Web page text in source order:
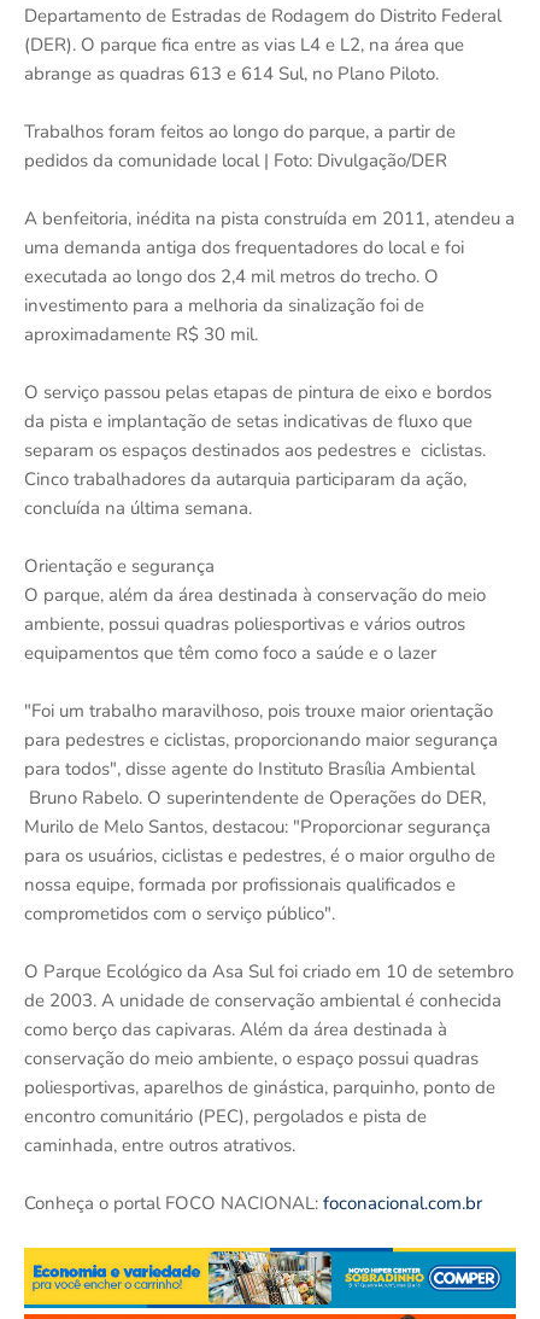
Departamento de Estradas de Rodagem do Distrito Federal
(DER). O parque fica entre as vias L4 e L2, na área que
abrange as quadras 613 e 614 Sul, no Plano Piloto.
Trabalhos foram feitos ao longo do parque, a partir de
pedidos da comunidade local | Foto: Divulgação/DER
A benfeitoria, inédita na pista construída em 2011, atendeu a
uma demanda antiga dos frequentadores do local e foi
executada ao longo dos 2,4 mil metros do trecho. O
investimento para a melhoria da sinalização foi de
aproximadamente R$ 30 mil.
O serviço passou pelas etapas de pintura de eixo e bordos
da pista e implantação de setas indicativas de fluxo que
separam os espaços destinados aos pedestres e ciclistas.
Cinco trabalhadores da autarquia participaram da ação,
concluída na última semana.
Orientação e segurança
O parque, além da área destinada à conservação do meio
ambiente, possui quadras poliesportivas e vários outros
equipamentos que têm como foco a saúde e o lazer
"Foi um trabalho maravilhoso, pois trouxe maior orientação
para pedestres e ciclistas, proporcionando maior segurança
para todos", disse agente do Instituto Brasília Ambiental
Bruno Rabelo. O superintendente de Operações do DER,
Murilo de Melo Santos, destacou: "Proporcionar segurança
para os usuários, ciclistas e pedestres, é o maior orgulho de
nossa equipe, formada por profissionais qualificados e
comprometidos com o serviço público".
O Parque Ecológico da Asa Sul foi criado em 10 de setembro
de 2003. A unidade de conservação ambiental é conhecida
como berço das capivaras. Além da área destinada à
conservação do meio ambiente, o espaço possui quadras
poliesportivas, aparelhos de ginástica, parquinho, ponto de
encontro comunitário (PEC), pergolados e pista de
caminhada, entre outros atrativos.
Conheça o portal FOCO NACIONAL: foconacional.com.br